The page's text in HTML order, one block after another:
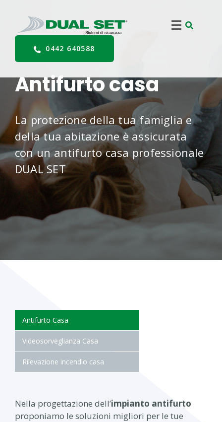
0442 640588
Antifurto casa
La protezione della tua famiglia e
della tua abitazione è assicurata
con un antifurto casa professionale
DUAL SET
Antifurto Casa
Videosorveglianza Casa
Rilevazione incendio casa
Nella progettazione dell’impianto antifurto
proponiamo le soluzioni migliori per le tue